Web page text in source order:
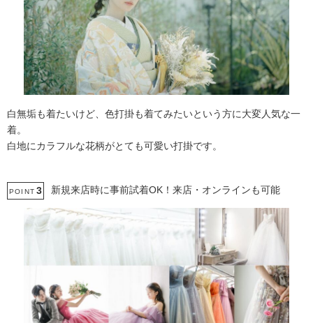
白無垢も着たいけど、色打掛も着てみたいという方に大変人気な一
着。
白地にカラフルな花柄がとても可愛い打掛です。
POINT 3 新規来店時に事前試着OK！来店・オンラインも可能